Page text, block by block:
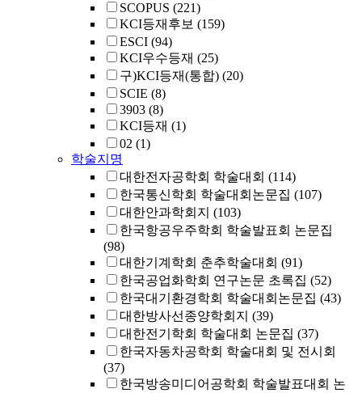
SCOPUS (221)
KCI등재후보 (159)
ESCI (94)
KCI우수등재 (25)
구)KCI등재(통합) (20)
SCIE (8)
3903 (8)
KCI등재 (1)
02 (1)
학술지명
대한전자공학회 학술대회 (114)
한국통신학회 학술대회논문집 (107)
대한안과학회지 (103)
한국항공우주학회 학술발표회 논문집
(98)
대한기계학회 춘추학술대회 (91)
한국공업화학회 연구논문 초록집 (52)
한국대기환경학회 학술대회논문집 (43)
대한방사선종양학회지 (39)
대한전기학회 학술대회 논문집 (37)
한국자동차공학회 학술대회 및 전시회
(37)
한국방송미디어공학회 학술발표대회 논